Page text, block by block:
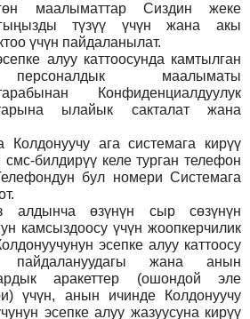
маалыматтар Сиздин жеке
түзүү үчүн жана акы
үчүн пайдаланылат.
алуу каттоосунда камтылган
персоналдык маалыматы
Конфиденциалдуулук
ылайык сакталат жана
Колдонуучу ага системага кирүү
билдирүү келе турган телефон
бул номери Системага
алдынча өзүнүн сыр сөзүнүн
камсыздоосу үчүн жоопкерчилик
эсепке алуу каттоосу
жана анын
аракеттер (ошондой эле
үчүн, анын ичинде Колдонуучу
эсепке алуу жазуусуна кирүү